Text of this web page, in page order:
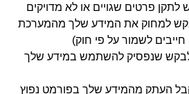
לתקן פרטים שגויים או לא מדויקים
למחוק את המידע שלך מהמערכת
לשמור על פי חוק)
שנפסיק להשתמש במידע שלך
העתק מהמידע שלך בפורמט נפוץ